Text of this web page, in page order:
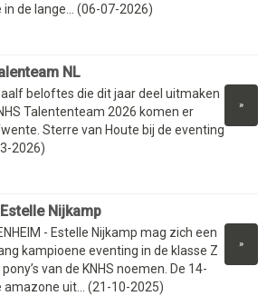
in de lange... (06-07-2026)
NL
»
beloftes die dit jaar deel uitmaken
Talententeam 2026 komen er
Sterre van Houte bij de eventing
2026)
Nijkamp
»
- Estelle Nijkamp mag zich een
kampioene eventing in de klasse Z
pony’s van de KNHS noemen. De 14-
amazone uit... (21-10-2025)